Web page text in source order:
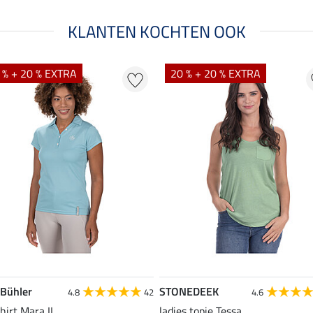
KLANTEN KOCHTEN OOK
+ 20 % EXTRA
4.8 42
20 % + 20 % EXTRA
STONEDEEK 4.6